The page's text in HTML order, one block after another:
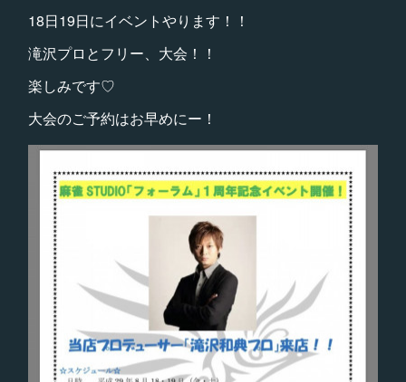
18日19日にイベントやります！！
滝沢プロとフリー、大会！！
楽しみです♡
大会のご予約はお早めにー！